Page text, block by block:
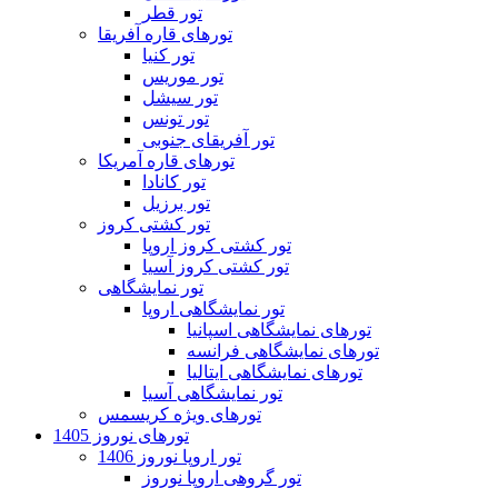
تور قطر
تورهای قاره آفریقا
تور کنیا
تور موریس
تور سیشل
تور تونس
تور آفریقای جنوبی
تورهای قاره آمریکا
تور کانادا
تور برزیل
تور کشتی کروز
تور کشتی کروز اروپا
تور کشتی کروز آسیا
تور نمایشگاهی
تور نمایشگاهی اروپا
تورهای نمایشگاهی اسپانیا
تورهای نمایشگاهی فرانسه
تورهای نمایشگاهی ایتالیا
تور نمایشگاهی آسیا
تورهای ویژه کریسمس
تورهای نوروز 1405
تور اروپا نوروز 1406
تور گروهی اروپا نوروز